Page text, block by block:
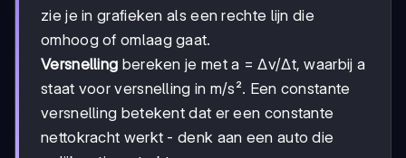
zie je in grafieken als een rechte lijn die
omhoog of omlaag gaat.
Versnelling bereken je met a = Δv/Δt, waarbij a
staat voor versnelling in m/s². Een constante
versnelling betekent dat er een constante
nettokracht werkt - denk aan een auto die